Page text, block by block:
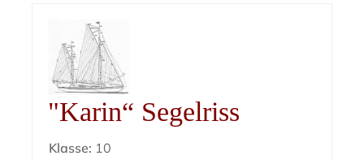
"Karin“ Segelriss
Klasse: 10